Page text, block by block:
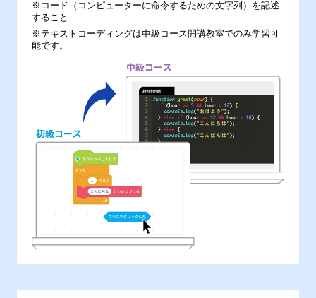
※コード（コンピューターに命令するための文字列）を記述
すること
※テキストコーディングは中級コース開講教室でのみ学習可
能です。